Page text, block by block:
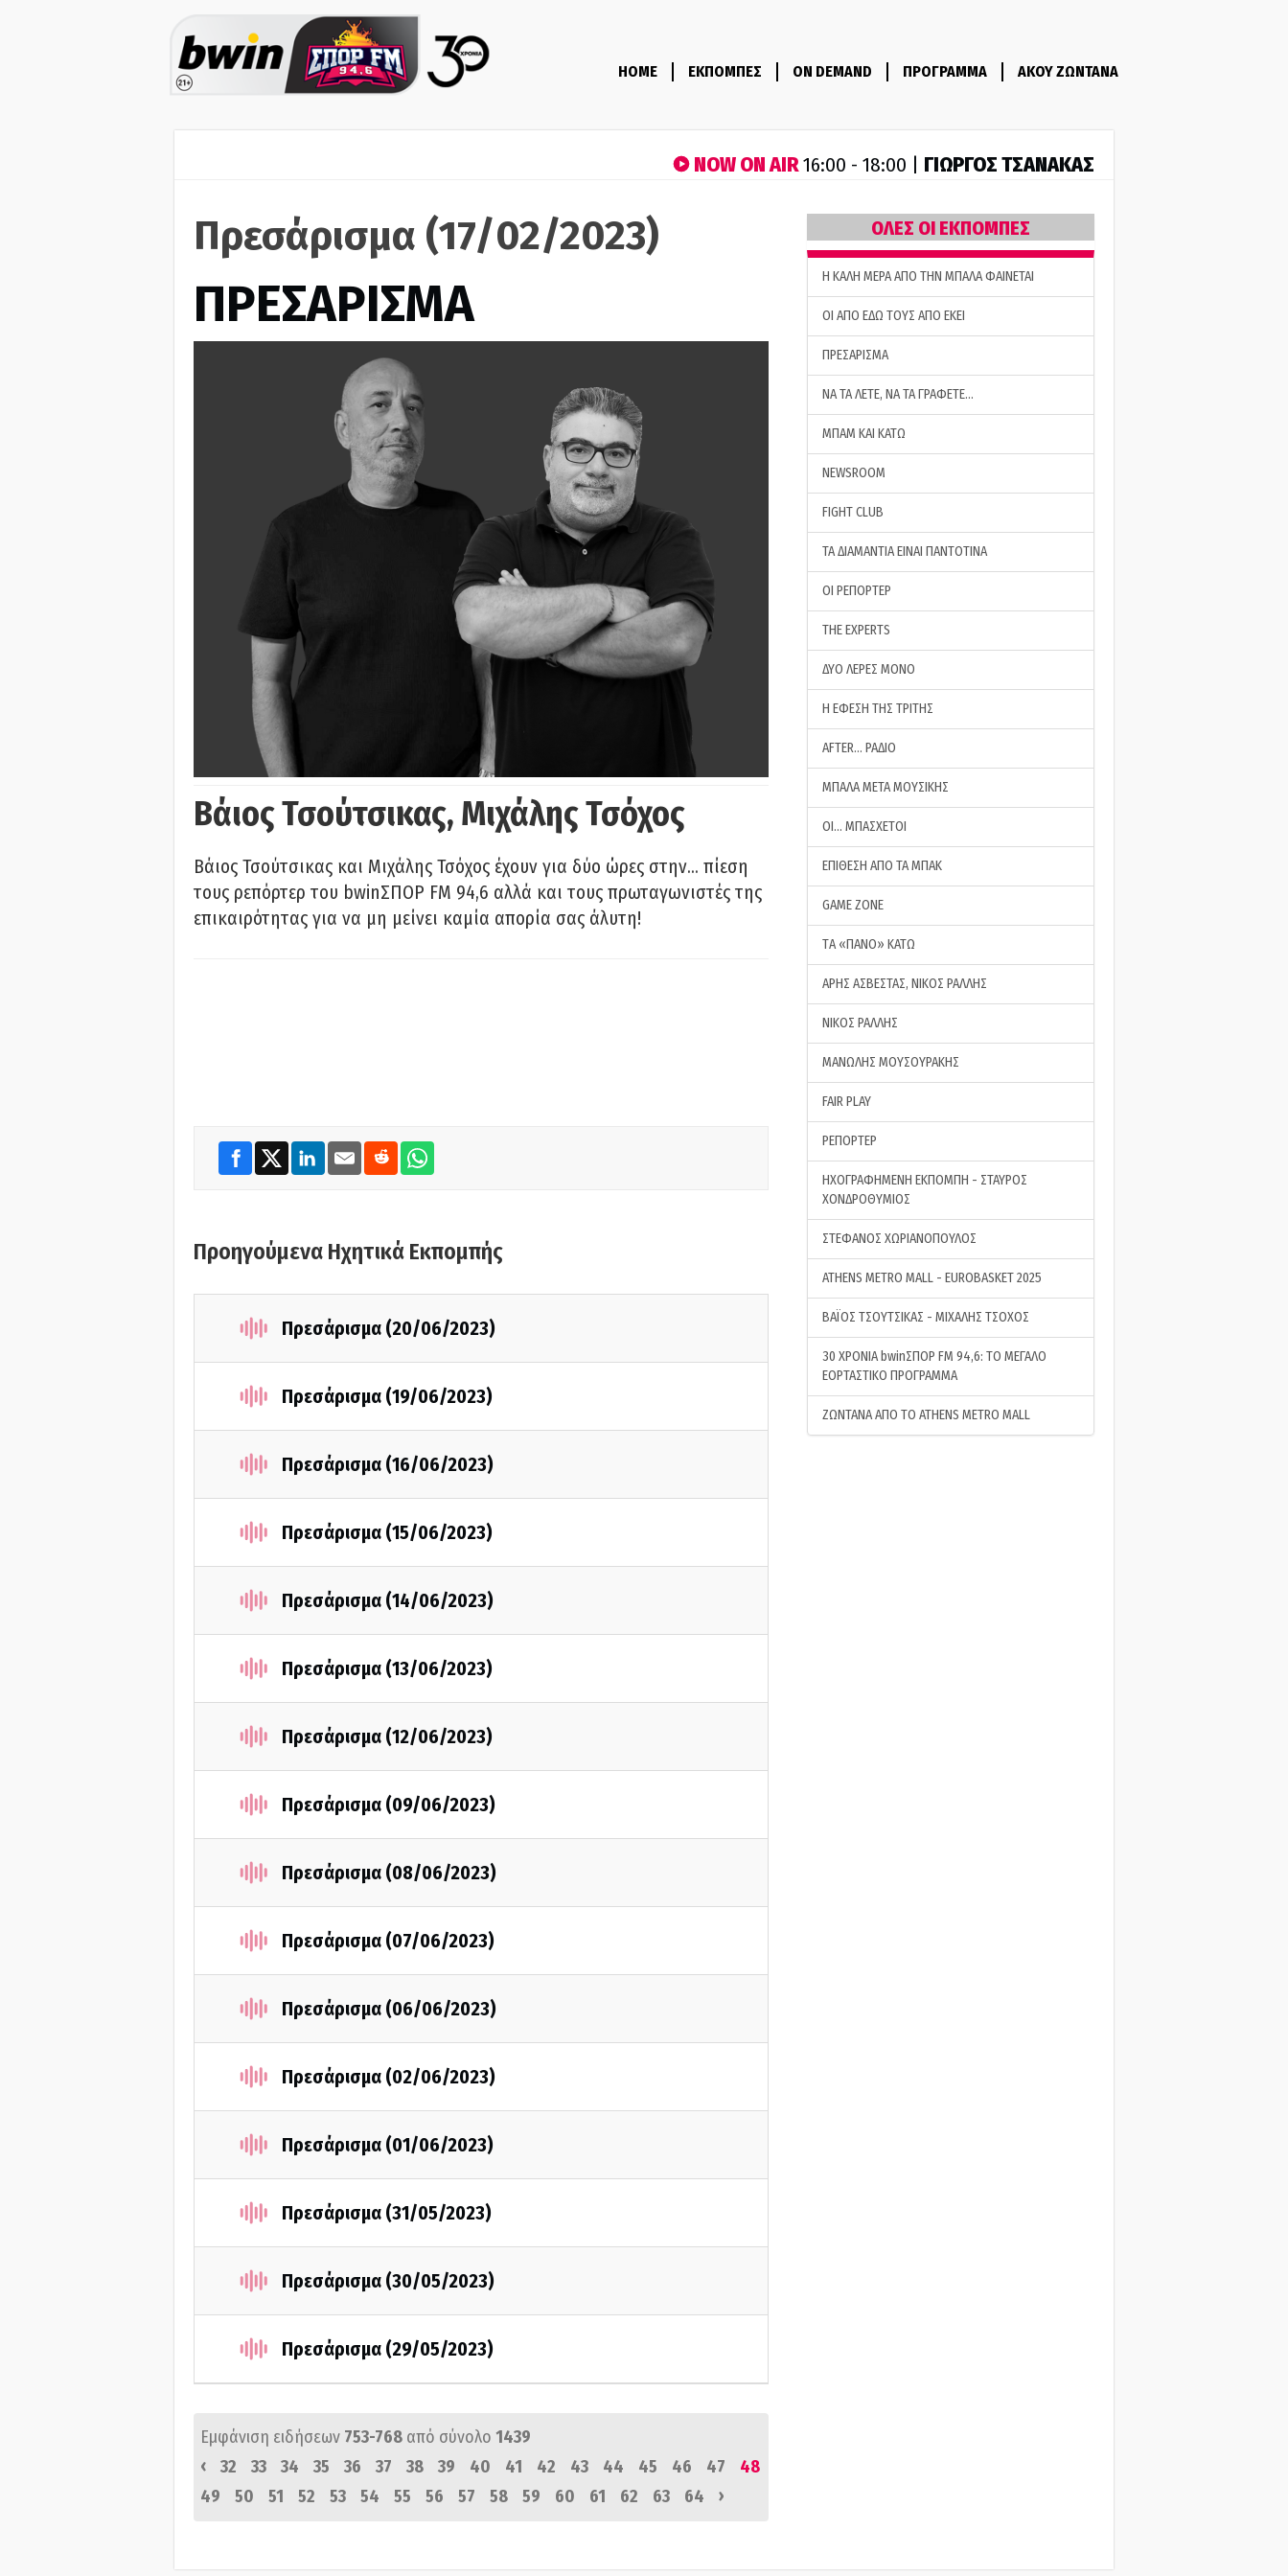
HOME ΕΚΠΟΜΠΕΣ ON DEMAND ΠΡΟΓΡΑΜΜΑ ΑΚΟΥ ΖΩΝΤΑΝΑ
NOW ON AIR16:00 - 18:00 | ΓΙΩΡΓΟΣ ΤΣΑΝΑΚΑΣ
Πρεσάρισμα (17/02/2023)
ΠΡΕΣΑΡΙΣΜΑ
Βάιος Τσούτσικας, Μιχάλης Τσόχος
Βάιος Τσούτσικας και Μιχάλης Τσόχος έχουν για δύο ώρες στην… πίεση
τους ρεπόρτερ του bwinΣΠΟΡ FM 94,6 αλλά και τους πρωταγωνιστές της
επικαιρότητας για να μη μείνει καμία απορία σας άλυτη!
Προηγούμενα Ηχητικά Εκπομπής
Πρεσάρισμα (20/06/2023)
Πρεσάρισμα (19/06/2023)
Πρεσάρισμα (16/06/2023)
Πρεσάρισμα (15/06/2023)
Πρεσάρισμα (14/06/2023)
Πρεσάρισμα (13/06/2023)
Πρεσάρισμα (12/06/2023)
Πρεσάρισμα (09/06/2023)
Πρεσάρισμα (08/06/2023)
Πρεσάρισμα (07/06/2023)
Πρεσάρισμα (06/06/2023)
Πρεσάρισμα (02/06/2023)
Πρεσάρισμα (01/06/2023)
Πρεσάρισμα (31/05/2023)
Πρεσάρισμα (30/05/2023)
Πρεσάρισμα (29/05/2023)
Εμφάνιση ειδήσεων 753-768 από σύνολο 1439
‹
32 33 34 35 36 37 38 39 40 41 42 43 44 45 46 47
48
49
50 51 52 53 54 55 56 57 58 59 60 61 62 63 64 ›
ΟΛΕΣ ΟΙ ΕΚΠΟΜΠΕΣ
H ΚΑΛΗ ΜΕΡΑ ΑΠΟ ΤΗΝ ΜΠΑΛΑ ΦΑΙΝΕΤΑΙ
ΟΙ ΑΠΟ ΕΔΩ ΤΟΥΣ ΑΠΟ ΕΚΕΙ
ΠΡΕΣΑΡΙΣΜΑ
ΝΑ ΤΑ ΛΕΤΕ, ΝΑ ΤΑ ΓΡΑΦΕΤΕ…
ΜΠΑΜ ΚΑΙ ΚΑΤΩ
NEWSROOM
FIGHT CLUB
ΤΑ ΔΙΑΜΑΝΤΙΑ ΕΙΝΑΙ ΠΑΝΤΟΤΙΝΑ
ΟΙ ΡΕΠΟΡΤΕΡ
THE EXPERTS
ΔΥΟ ΛΕΡΕΣ ΜΟΝΟ
Η ΕΦΕΣΗ ΤΗΣ ΤΡΙΤΗΣ
AFTER… ΡΑΔΙΟ
ΜΠΑΛΑ ΜΕΤΑ ΜΟΥΣΙΚΗΣ
ΟΙ… ΜΠΑΣΧΕΤΟΙ
ΕΠΙΘΕΣΗ ΑΠΟ ΤΑ ΜΠΑΚ
GAME ZONE
ΤA «ΠΑΝΟ» ΚΑΤΩ
ΑΡΗΣ ΑΣΒΕΣΤΑΣ, ΝΙΚΟΣ ΡΑΛΛΗΣ
ΝΙΚΟΣ ΡΑΛΛΗΣ
ΜΑΝΩΛΗΣ ΜΟΥΣΟΥΡΑΚΗΣ
FAIR PLAY
ΡΕΠΟΡΤΕΡ
ΗΧΟΓΡΑΦΗΜΕΝΗ ΕΚΠΟΜΠΗ - ΣΤΑΥΡΟΣ
ΧΟΝΔΡΟΘΥΜΙΟΣ
ΣΤΕΦΑΝΟΣ ΧΩΡΙΑΝΟΠΟΥΛΟΣ
ATHENS METRO MALL - EUROBASKET 2025
ΒΑΪΟΣ ΤΣΟΥΤΣΙΚΑΣ - ΜΙΧΑΛΗΣ ΤΣΟΧΟΣ
30 ΧΡΟΝΙΑ bwinΣΠΟΡ FM 94,6: ΤΟ ΜΕΓΑΛΟ
ΕΟΡΤΑΣΤΙΚΟ ΠΡΟΓΡΑΜΜΑ
ΖΩΝΤΑΝΑ ΑΠΟ ΤΟ ATHENS METRO MALL